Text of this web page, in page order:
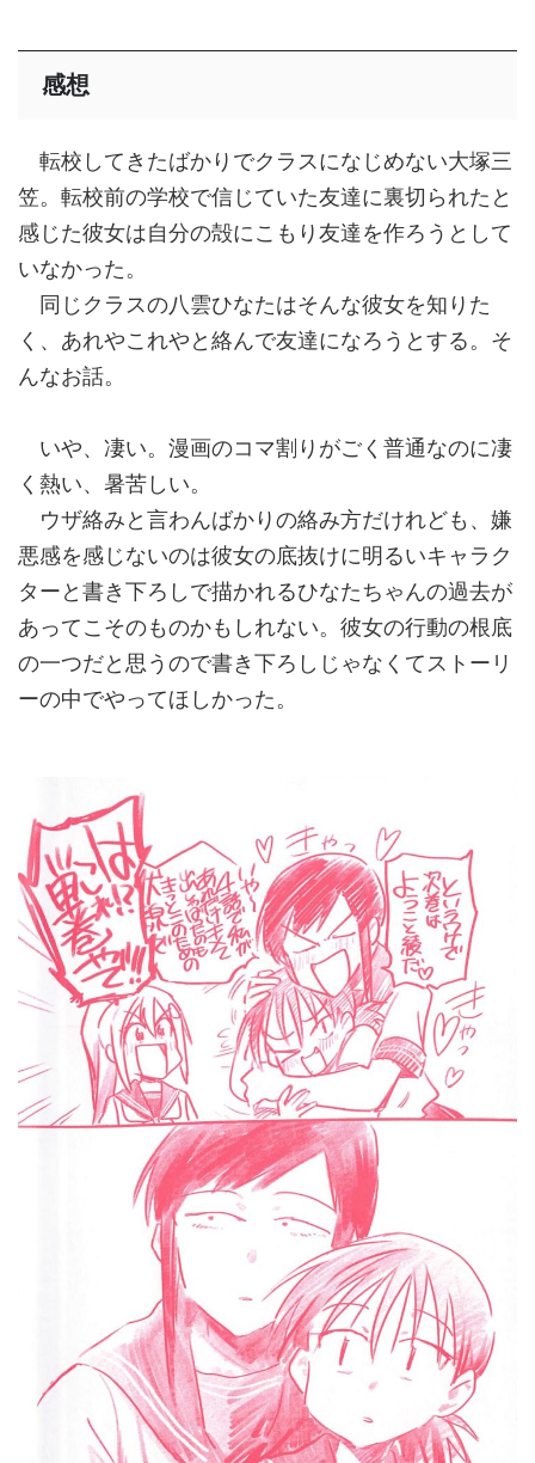
感想
転校してきたばかりでクラスになじめない大塚三
笠。転校前の学校で信じていた友達に裏切られたと
感じた彼女は自分の殻にこもり友達を作ろうとして
いなかった。
同じクラスの八雲ひなたはそんな彼女を知りた
く、あれやこれやと絡んで友達になろうとする。そ
んなお話。
いや、凄い。漫画のコマ割りがごく普通なのに凄
く熱い、暑苦しい。
ウザ絡みと言わんばかりの絡み方だけれども、嫌
悪感を感じないのは彼女の底抜けに明るいキャラク
ターと書き下ろしで描かれるひなたちゃんの過去が
あってこそのものかもしれない。彼女の行動の根底
の一つだと思うので書き下ろしじゃなくてストーリ
ーの中でやってほしかった。